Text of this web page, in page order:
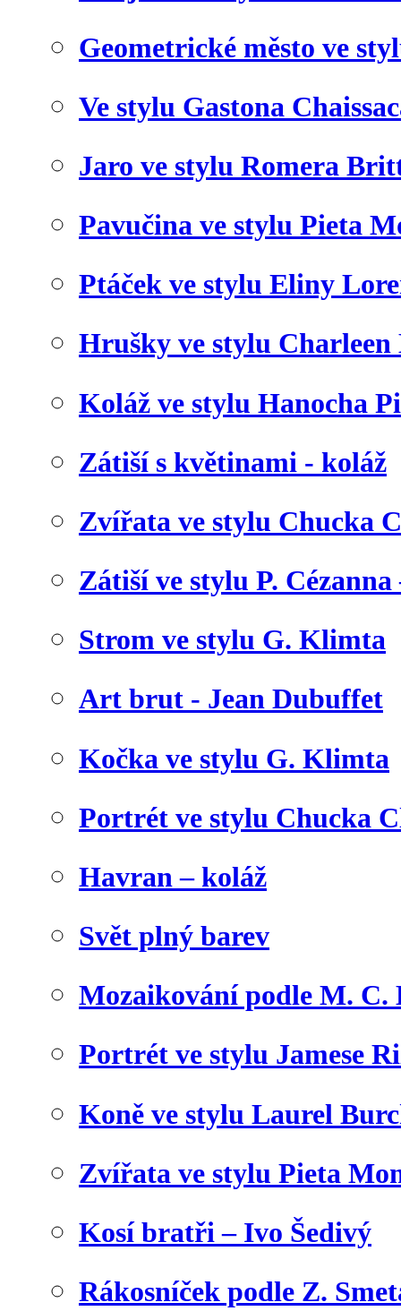
Geometrické město ve
Ve stylu Gastona
Jaro ve stylu Romera
Pavučina ve stylu Pieta
Ptáček ve stylu Eliny
Hrušky ve stylu
Koláž ve stylu Hanocha
Zátiší s květinami - koláž
Zvířata ve stylu Chucka
Zátiší ve stylu P.
Strom ve stylu G. Klimta
Art brut - Jean Dubuffet
Kočka ve stylu G. Klimta
Portrét ve stylu Chucka
Havran – koláž
Svět plný barev
Mozaikování podle M. C.
Portrét ve stylu Jamese
Koně ve stylu Laurel
Zvířata ve stylu Pieta
Kosí bratři – Ivo Šedivý
Rákosníček podle Z.